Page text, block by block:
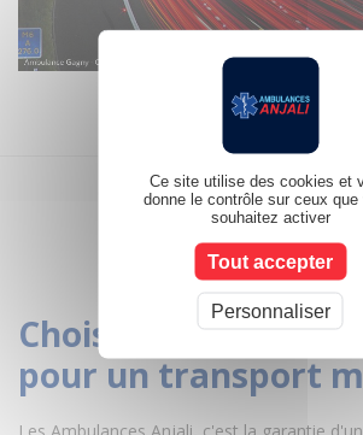
Choisir les
pour un transport
Ce site utilise des cookies et
donne le contrôle sur ceux que
souhaitez activer
Tout accepter
Personnaliser